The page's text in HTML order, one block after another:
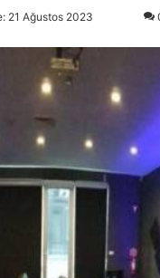
21 Ağustos 2023